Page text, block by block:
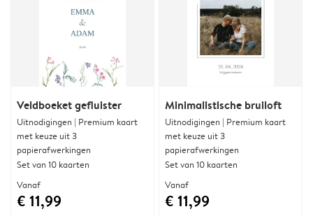
Veldboeket gefluister
Uitnodigingen | Premium kaart
met keuze uit 3
papierafwerkingen
Set van 10 kaarten
Vanaf
€ 11,99
Minimalistische bruiloft
Uitnodigingen | Premium kaart
met keuze uit 3
papierafwerkingen
Set van 10 kaarten
Vanaf
€ 11,99